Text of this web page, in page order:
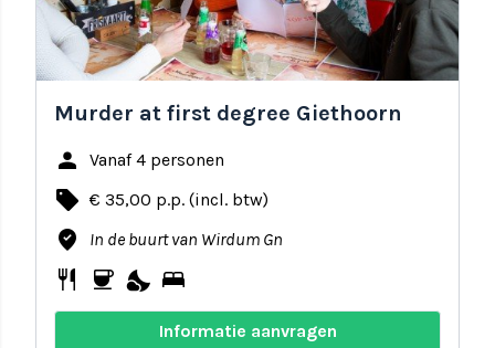
Murder at first degree Giethoorn
person Vanaf 4 personen
local_offer € 35,00 p.p. (incl. btw)
where_to_vote In de buurt van Wirdum Gn
restaurant coffee nights_stay bed
Informatie aanvragen